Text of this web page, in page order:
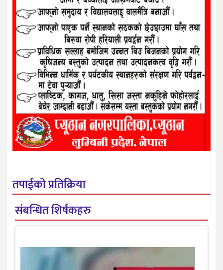
तपाईको प्रतिक्रिया
संबन्धित शिर्षकहरु